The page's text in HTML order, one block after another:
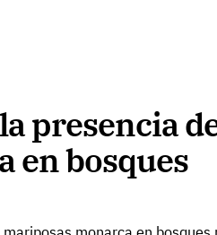
presencia
en bosques